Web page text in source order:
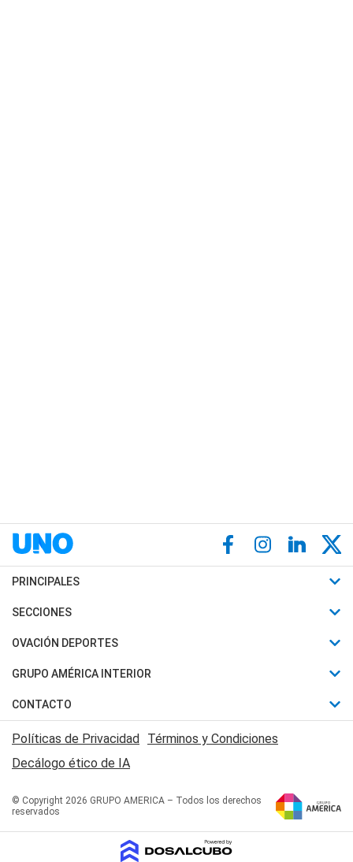
PRINCIPALES
Últimas Noticias
Política
Judiciales
Economia
SECCIONES
Horóscopo
Motores
Trucos caseros
Series y Películas
Edictos y Solicitadas
OVACIÓN DEPORTES
Fútbol
Mundial
Automovilismo
Rugby
Básquet
GRUPO AMÉRICA INTERIOR
Canal 7 en Vivo
San Juan 8
CONTACTO
Acerca de Nosotros
Contactanos
Políticas de Privacidad Términos y Condiciones
Decálogo ético de IA
© Copyright 2026 GRUPO AMERICA – Todos los derechos
reservados